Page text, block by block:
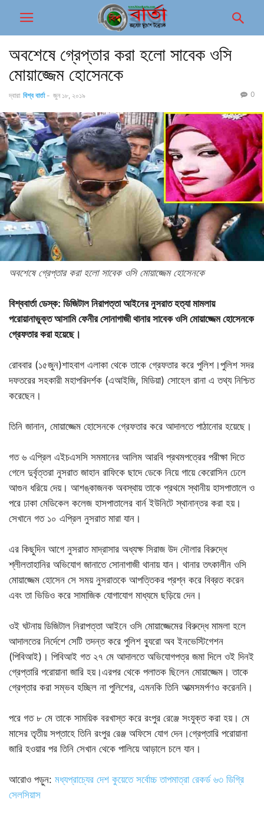
অবশেষে গ্রেপ্তার করা হলো সাবেক ওসি
মোয়াজ্জেম হোসেনকে
দ্বারা বিশ্ব বার্তা - জুন ১৮, ২০১৯ 0
অবশেষে গ্রেপ্তার করা হলো সাবেক ওসি মোয়াজ্জেম হোসেনকে
বিশ্ববার্তা ডেস্ক: ডিজিটাল নিরাপত্তা আইনের নুসরাত হত্যা মামলায়
পরোয়ানাভুক্ত আসামি ফেনীর সোনাগাজী থানার সাবেক ওসি মোয়াজ্জেম হোসেনকে
গ্রেফতার করা হয়েছে।
রোববার (১৫জুন)শাহবাগ এলাকা থেকে তাকে গ্রেফতার করে পুলিশ।পুলিশ সদর
দফতরের সহকারী মহাপরিদর্শক (এআইজি, মিডিয়া) সোহেল রানা এ তথ্য নিশ্চিত
করেছেন।
তিনি জানান, মোয়াজ্জেম হোসেনকে গ্রেফতার করে আদালতে পাঠানোর হয়েছে।
গত ৬ এপ্রিল এইচএসসি সমমানের আলিম আরবি প্রথমপত্রের পরীক্ষা দিতে
গেলে দুর্বৃত্তরা নুসরাত জাহান রাফিকে ছাদে ডেকে নিয়ে গায়ে কেরোসিন ঢেলে
আগুন ধরিয়ে দেয়। আশঙ্কাজনক অবস্থায় তাকে প্রথমে স্থানীয় হাসপাতালে ও
পরে ঢাকা মেডিকেল কলেজ হাসপাতালের বার্ন ইউনিটে স্থানান্তর করা হয়।
সেখানে গত ১০ এপ্রিল নুসরাত মারা যান।
এর কিছুদিন আগে নুসরাত মাদ্রাসার অধ্যক্ষ সিরাজ উদ দৌলার বিরুদ্ধে
শ্লীলতাহানির অভিযোগ জানাতে সোনাগাজী থানায় যান। থানার তৎকালীন ওসি
মোয়াজ্জেম হোসেন সে সময় নুসরাতকে আপত্তিকর প্রশ্ন করে বিব্রত করেন
এবং তা ভিডিও করে সামাজিক যোগাযোগ মাধ্যমে ছড়িয়ে দেন।
ওই ঘটনায় ডিজিটাল নিরাপত্তা আইনে ওসি মোয়াজ্জেমের বিরুদ্ধে মামলা হলে
আদালতের নির্দেশে সেটি তদন্ত করে পুলিশ ব্যুরো অব ইনভেস্টিগেশন
(পিবিআই)। পিবিআই গত ২৭ মে আদালতে অভিযোগপত্র জমা দিলে ওই দিনই
গ্রেপ্তারি পরোয়ানা জারি হয়।এরপর থেকে পলাতক ছিলেন মোয়াজ্জেম। তাকে
গ্রেপ্তার করা সম্ভব হচ্ছিল না পুলিশের, এমনকি তিনি আত্মসমর্পণও করেননি।
পরে গত ৮ মে তাকে সাময়িক বরখাস্ত করে রংপুর রেঞ্জে সংযুক্ত করা হয়। মে
মাসের তৃতীয় সপ্তাহে তিনি রংপুর রেঞ্জ অফিসে যোগ দেন।গ্রেপ্তারি পরোয়ানা
জারি হওয়ার পর তিনি সেখান থেকে পালিয়ে আড়ালে চলে যান।
আরোও পড়ুন: মধ্যপ্রাচ্যের দেশ কুয়েতে সর্বোচ্চ তাপমাত্রা রেকর্ড ৬৩ ডিগ্রি
সেলসিয়াস